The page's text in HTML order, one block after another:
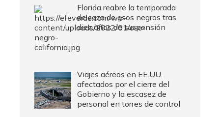
Florida reabre la temporada
de caza de osos negros tras
diez años de suspensión
Viajes aéreos en EE.UU.
afectados por el cierre del
Gobierno y la escasez de
personal en torres de control